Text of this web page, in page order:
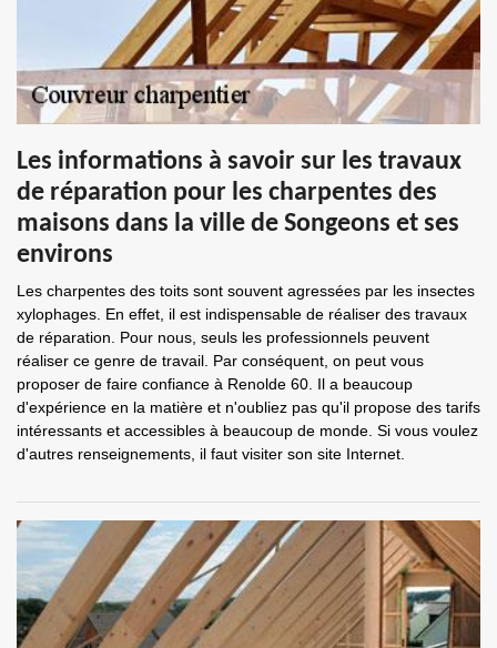
Les informations à savoir sur les travaux
de réparation pour les charpentes des
maisons dans la ville de Songeons et ses
environs
Les charpentes des toits sont souvent agressées par les insectes
xylophages. En effet, il est indispensable de réaliser des travaux
de réparation. Pour nous, seuls les professionnels peuvent
réaliser ce genre de travail. Par conséquent, on peut vous
proposer de faire confiance à Renolde 60. Il a beaucoup
d'expérience en la matière et n'oubliez pas qu'il propose des tarifs
intéressants et accessibles à beaucoup de monde. Si vous voulez
d'autres renseignements, il faut visiter son site Internet.